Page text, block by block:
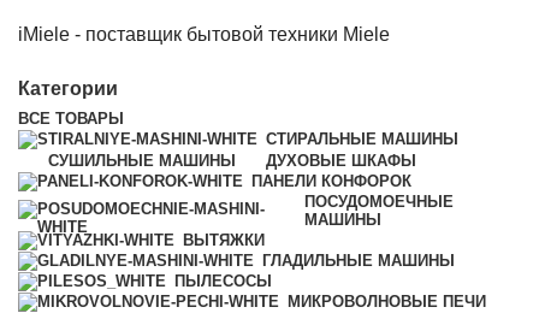
iMiele - поставщик бытовой техники Miele
Категории
ВСЕ ТОВАРЫ
СТИРАЛЬНЫЕ МАШИНЫ
СУШИЛЬНЫЕ МАШИНЫ
ДУХОВЫЕ ШКАФЫ
ПАНЕЛИ КОНФОРОК
ПОСУДОМОЕЧНЫЕ
МАШИНЫ
ВЫТЯЖКИ
ГЛАДИЛЬНЫЕ МАШИНЫ
ПЫЛЕСОСЫ
МИКРОВОЛНОВЫЕ ПЕЧИ